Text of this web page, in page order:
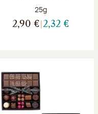
Poids net :
25g
2,90 € 2,32 €